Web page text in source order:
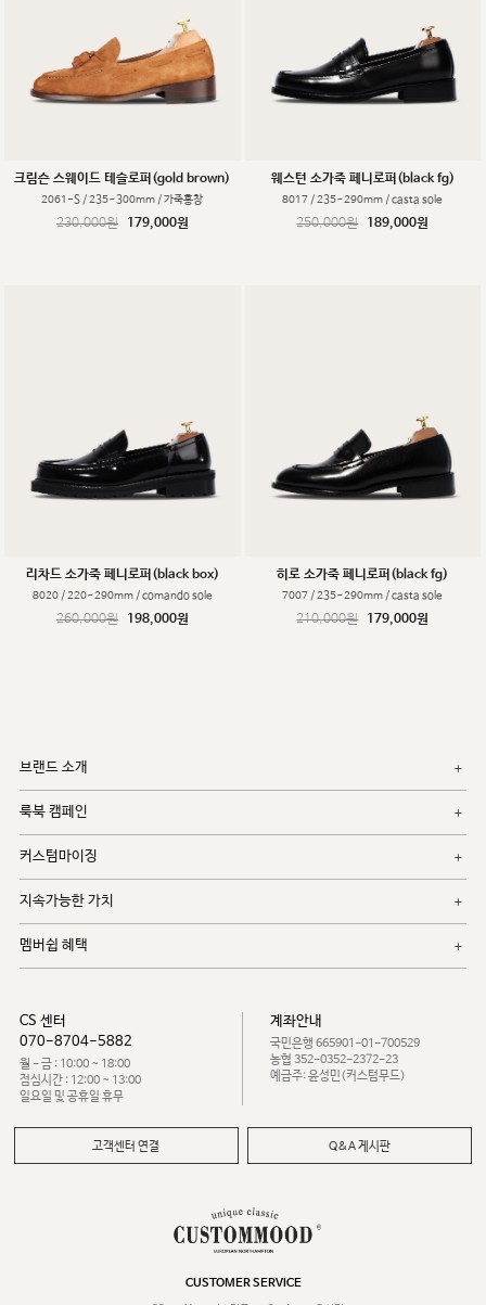
크림슨 스웨이드 테슬로퍼(gold brown)
2061-S / 235~300mm / 가죽홍창
230,000원 179,000원
웨스턴 소가죽 페니로퍼(black fg)
8017 / 235~290mm / casta sole
250,000원 189,000원
리차드 소가죽 페니로퍼(black box)
8020 / 220~290mm / comando sole
260,000원 198,000원
히로 소가죽 페니로퍼(black fg)
7007 / 235~290mm / casta sole
210,000원 179,000원
브랜드 소개
룩북 캠페인
커스텀마이징
지속가능한 가치
멤버쉽 혜택
CS 센터
070-8704-5882
월 - 금 : 10:00 ~ 18:00
점심시간 : 12:00 ~ 13:00
일요일 및 공휴일 휴무
계좌안내
국민은행 665901-01-700529
농협 352-0352-2372-23
예금주: 윤성민(커스텀무드)
고객센터 연결 Q&A 게시판
CUSTOMER SERVICE